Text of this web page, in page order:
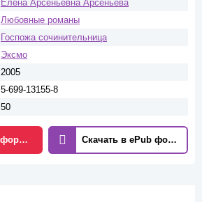
Елена Арсеньевна Арсеньева
Любовные романы
Госпожа сочинительница
Эксмо
2005
5-699-13155-8
50
Скачать в fb2 формате Скачать в ePub формате